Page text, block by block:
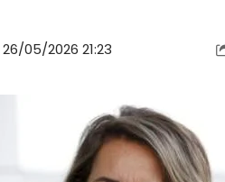
05/2026 21:23